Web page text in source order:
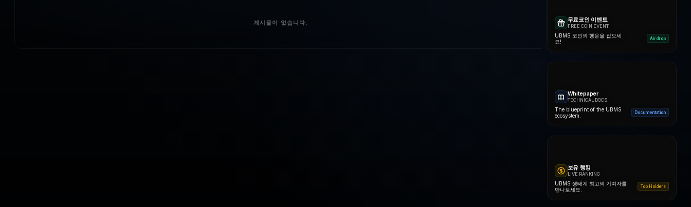
게시물이 없습니다. 무료코인 이벤트
FREE COIN EVENT
UBMS 코인의 행운을 잡으세
요!
Airdrop
Whitepaper
TECHNICAL DOCS
The blueprint of the UBMS
ecosystem.
Documentation
보유 랭킹
LIVE RANKING
UBMS 생태계 최고의 기여자를
만나보세요.
Top Holders